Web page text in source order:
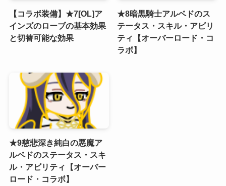
【コラボ装備】★7[OL]ア
インズのローブの基本効果
と切替可能な効果
★8暗黒騎士アルベドのス
テータス・スキル・アビリ
ティ【オーバーロード・コ
ラボ】
★9慈悲深き純白の悪魔ア
ルベドのステータス・スキ
ル・アビリティ【オーバー
ロード・コラボ】